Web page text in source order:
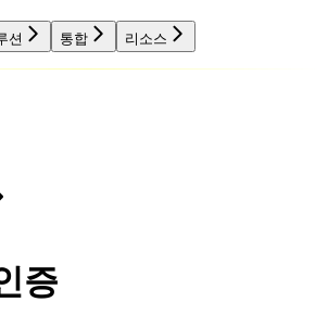
션 통합 리소스
증